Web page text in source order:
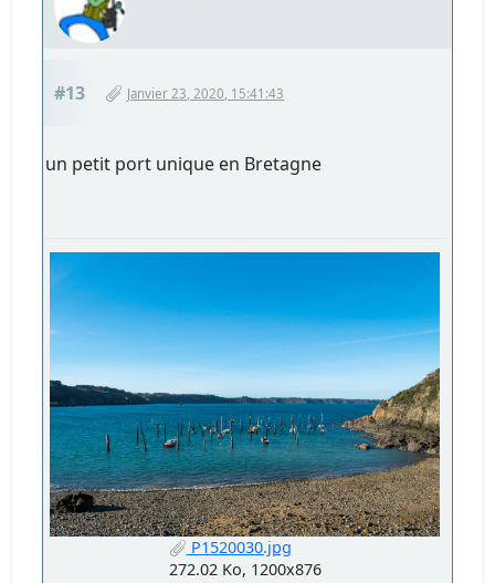
#13 Janvier 23, 2020, 15:41:43
un petit port unique en Bretagne
P1520030.jpg
272.02 Ko, 1200x876